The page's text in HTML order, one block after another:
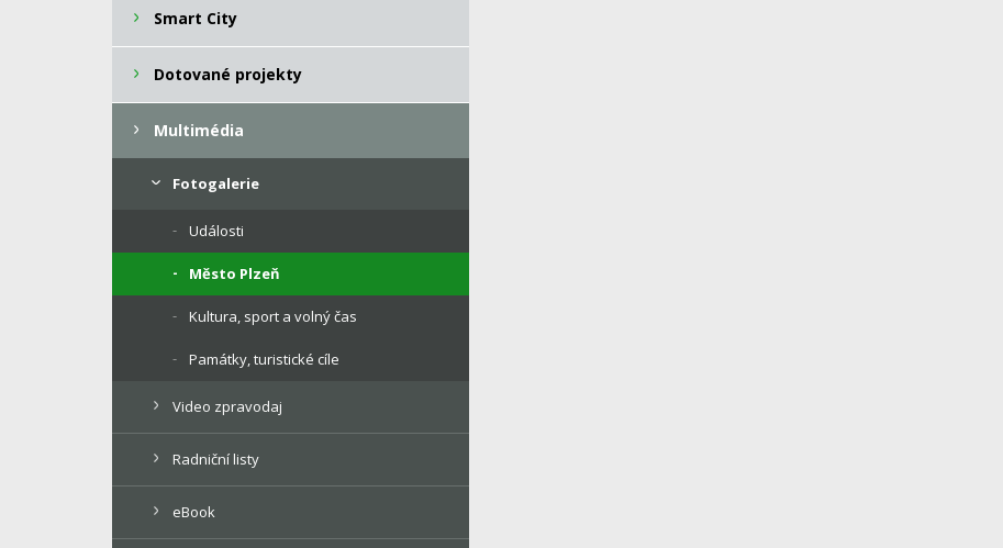
Smart City
Dotované projekty
Multimédia
Fotogalerie
Události
Město Plzeň
Kultura, sport a volný čas
Památky, turistické cíle
Video zpravodaj
Radniční listy
eBook